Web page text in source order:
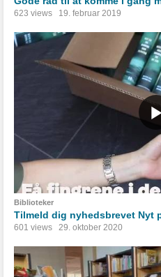
623 views 19. februar 2019
Biblioteker
Tilmeld dig nyhedsbrevet Nyt
601 views 29. oktober 2020